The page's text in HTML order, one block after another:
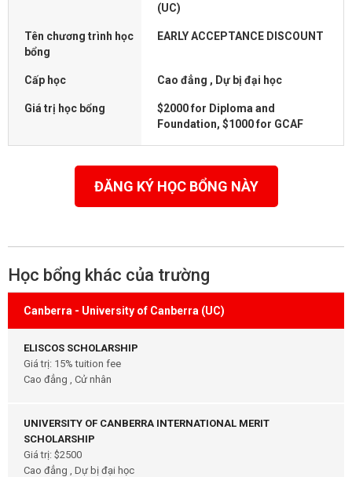
(UC)
Tên chương trình học
bổng
EARLY ACCEPTANCE DISCOUNT
Cấp học Cao đẳng , Dự bị đại học
Giá trị học bổng
$2000 for Diploma and
Foundation, $1000 for GCAF
ĐĂNG KÝ HỌC BỔNG NÀY
Học bổng khác của trường
Canberra - University of Canberra (UC)
ELISCOS SCHOLARSHIP
Giá trị: 15% tuition fee
Cao đẳng , Cử nhân
UNIVERSITY OF CANBERRA INTERNATIONAL MERIT
SCHOLARSHIP
Giá trị: $2500
Cao đẳng , Dự bị đại học